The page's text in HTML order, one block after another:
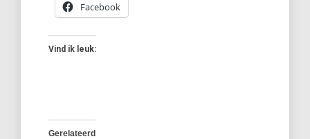
Facebook
Vind ik leuk:
Gerelateerd